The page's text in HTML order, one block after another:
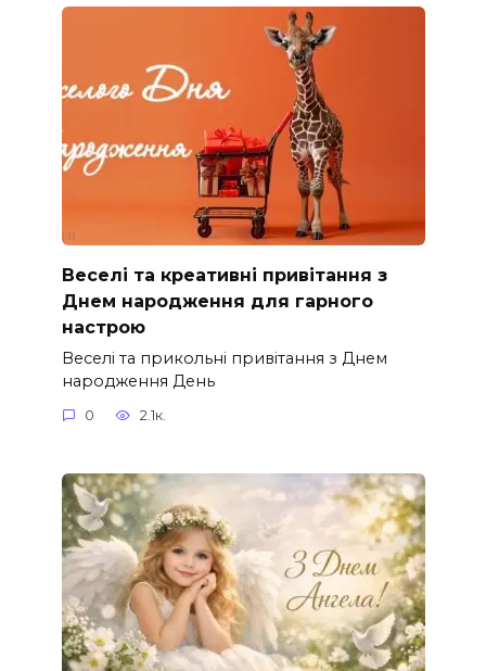
Веселі та креативні привітання з
Днем народження для гарного
настрою
Веселі та прикольні привітання з Днем
народження День
0 2.1к.